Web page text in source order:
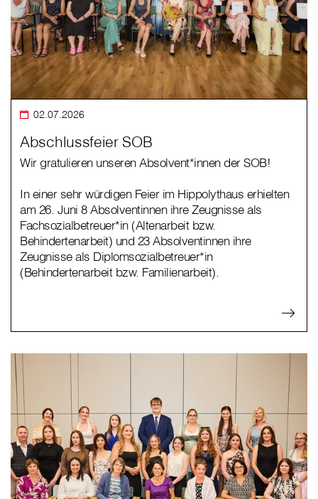
02.07.2026
Abschlussfeier SOB
Wir gratulieren unseren Absolvent*innen der SOB!
In einer sehr würdigen Feier im Hippolythaus erhielten
am 26. Juni 8 Absolventinnen ihre Zeugnisse als
Fachsozialbetreuer*in (Altenarbeit bzw.
Behindertenarbeit) und 23 Absolventinnen ihre
Zeugnisse als Diplomsozialbetreuer*in
(Behindertenarbeit bzw. Familienarbeit).